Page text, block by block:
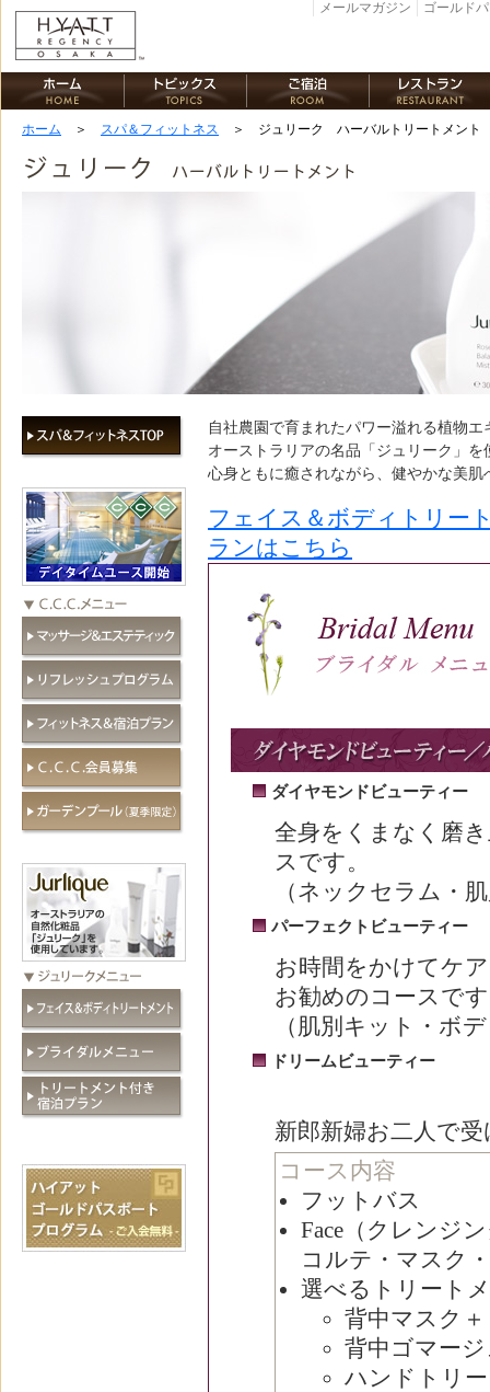
ゴールド
メールマガジン
ホーム ＞ スパ＆フィットネス ＞ ジュリーク ハーバルトリートメント
自社農園で育まれたパワー溢れる植物
オーストラリアの名品「ジュリーク」
心身ともに癒されながら、健やかな美肌
フェイス＆ボディトリー
ランはこちら
ダイヤモンドビューティー
全身をくまなく磨
スです。
（ネックセラム・
パーフェクトビューティー
お時間をかけてケ
お勧めのコースで
（肌別キット・ボ
ドリームビューティー
新郎新婦お二人で
コース内容
フットバス
Face（クレンジ
コルテ・マスク
選べるトリート
背中マスク
背中ゴマー
ハンドトリ